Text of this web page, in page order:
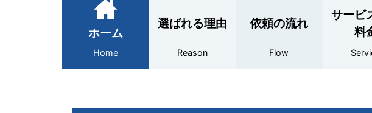
ホーム
Home
選ばれる理由
Reason
依頼の流れ
Flow
サービ
料